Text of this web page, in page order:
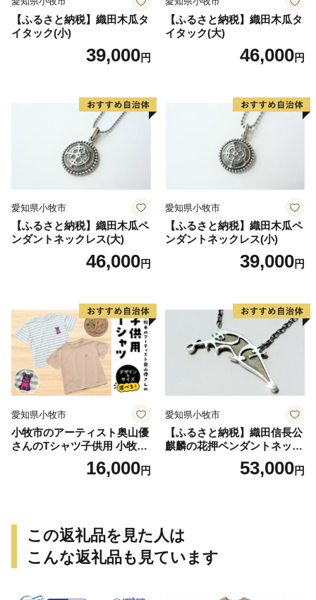
【ふるさと納税】織田木瓜タ
イタック(小)
39,000円
【ふるさと納税】織田木瓜タ
イタック(大)
46,000円
愛知県小牧市
【ふるさと納税】織田木瓜ペ
ンダントネックレス(大)
46,000円
愛知県小牧市
【ふるさと納税】織田木瓜ペ
ンダントネックレス(小)
39,000円
愛知県小牧市
小牧市のアーティスト奥山優
さんのTシャツ子供用 小牧市
16,000円
愛知県小牧市
【ふるさと納税】織田信長公
麒麟の花押ペンダントネック
53,000円
この返礼品を見た人は
こんな返礼品も見ています